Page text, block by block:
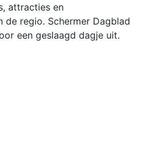
attracties en
de regio. Schermer Dagblad
een geslaagd dagje uit.